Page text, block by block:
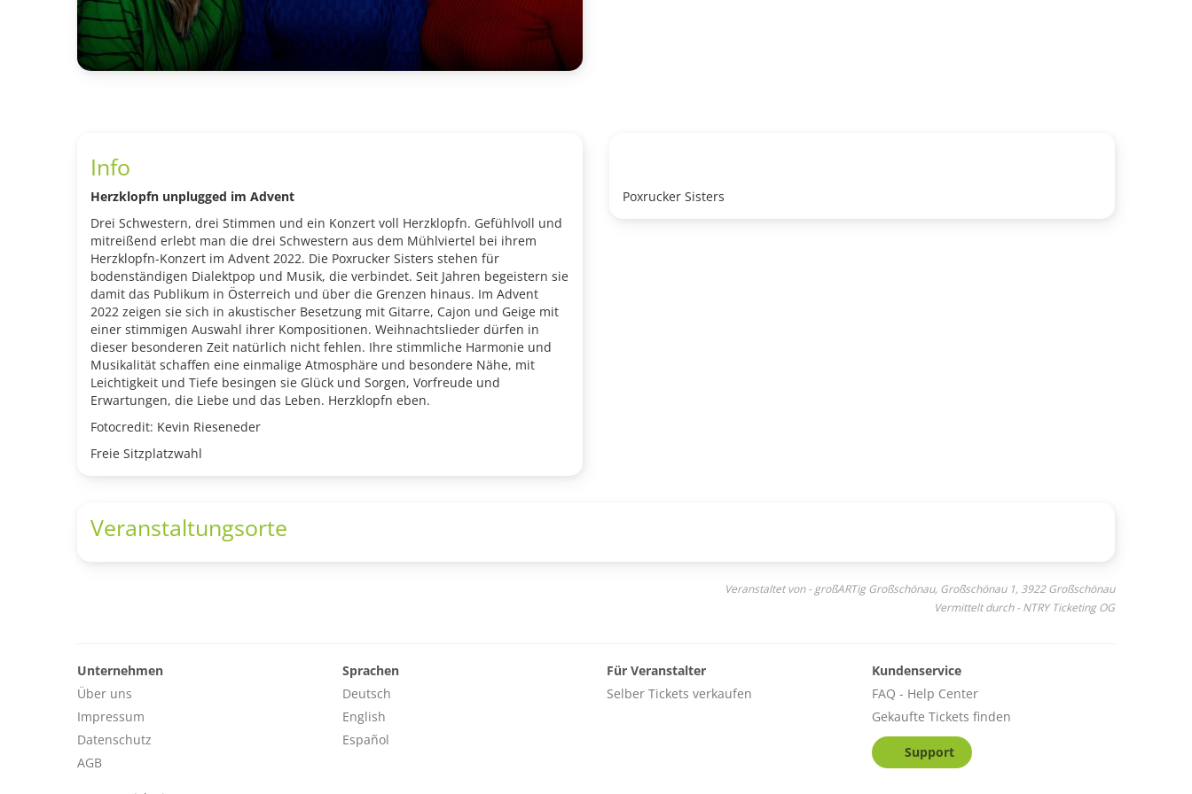
Info
Herzklopfn unplugged im Advent
Drei Schwestern, drei Stimmen und ein Konzert voll Herzklopfn. Gefühlvoll und
mitreißend erlebt man die drei Schwestern aus dem Mühlviertel bei ihrem
Herzklopfn-Konzert im Advent 2022. Die Poxrucker Sisters stehen für
bodenständigen Dialektpop und Musik, die verbindet. Seit Jahren begeistern sie
damit das Publikum in Österreich und über die Grenzen hinaus. Im Advent
2022 zeigen sie sich in akustischer Besetzung mit Gitarre, Cajon und Geige mit
einer stimmigen Auswahl ihrer Kompositionen. Weihnachtslieder dürfen in
dieser besonderen Zeit natürlich nicht fehlen. Ihre stimmliche Harmonie und
Musikalität schaffen eine einmalige Atmosphäre und besondere Nähe, mit
Leichtigkeit und Tiefe besingen sie Glück und Sorgen, Vorfreude und
Erwartungen, die Liebe und das Leben. Herzklopfn eben.
Fotocredit: Kevin Rieseneder
Freie Sitzplatzwahl
Poxrucker Sisters
Veranstaltungsorte
Veranstaltet von - großARTig Großschönau, Großschönau 1, 3922 Großschönau
Vermittelt durch - NTRY Ticketing OG
Unternehmen
Über uns
Impressum
Datenschutz
AGB
Sprachen
Deutsch
English
Español
Für Veranstalter
Selber Tickets verkaufen
Kundenservice
FAQ - Help Center
Gekaufte Tickets finden
Support